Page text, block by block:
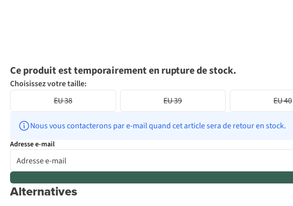
Ce produit est temporairement en rupture de stock.
Choisissez votre taille:
EU 38
EU 39 EU 40
Nous vous contacterons par e-mail quand cet article sera de retour en stock.
Adresse e-mail
Alternatives
Gore-Tex